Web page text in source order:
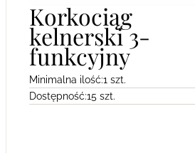
Korkociąg
kelnerski 3-
funkcyjny
Minimalna ilość:1 szt.
Dostępność:15 szt.